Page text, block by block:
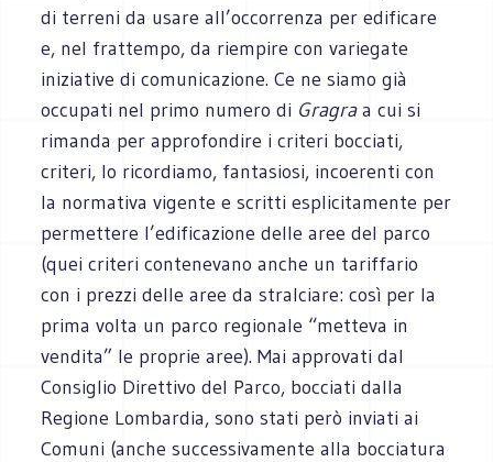
di terreni da usare all’occorrenza per edificare
e, nel frattempo, da riempire con variegate
iniziative di comunicazione. Ce ne siamo già
occupati nel primo numero di Gragraa cui si
rimanda per approfondire i criteri bocciati,
criteri, lo ricordiamo, fantasiosi, incoerenti con
la normativa vigente e scritti esplicitamente per
permettere l’edificazione delle aree del parco
(quei criteri contenevano anche un tariffario
con i prezzi delle aree da stralciare: così per la
prima volta un parco regionale “metteva in
vendita” le proprie aree). Mai approvati dal
Consiglio Direttivo del Parco, bocciati dalla
Regione Lombardia, sono stati però inviati ai
Comuni (anche successivamente alla bocciatura